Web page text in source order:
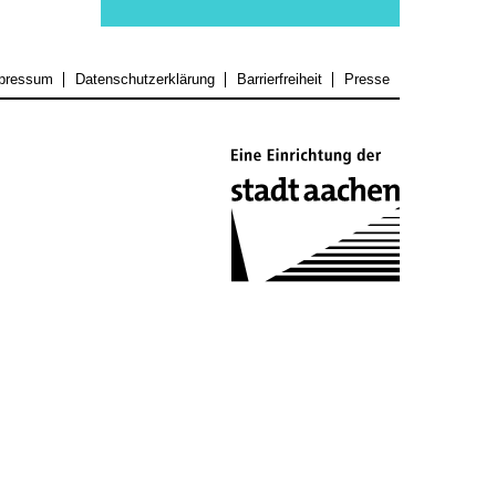
Datenschutzerklärung Barrierfreiheit Presse